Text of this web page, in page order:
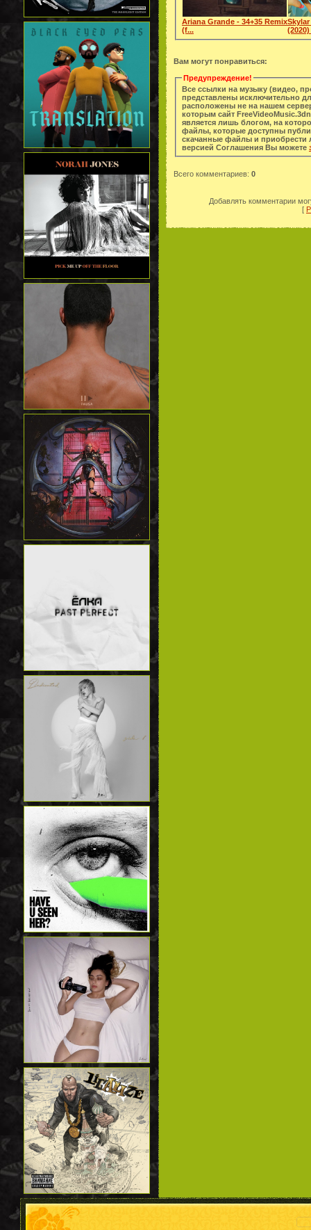
Ariana Grande - 34+35 Remix
(f...
(2020)
Вам могут понравиться:
Предупреждение!
Все ссылки на музыку (видео,
представлены исключительно
расположены не на нашем
которым сайт
является лишь блогом, на
файлы, которые доступны
скачанные файлы и приобрести легальную
версией Соглашения Вы можете
Всего комментариев: 0
Добавлять комментарии
[